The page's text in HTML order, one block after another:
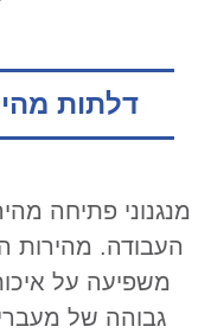
דלתות
מנגנוני פתיחה
העבודה.
משפיעה על
גבוהה של